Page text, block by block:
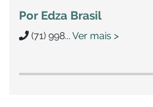
Por Edza Brasil
(71) 998... Ver mais >